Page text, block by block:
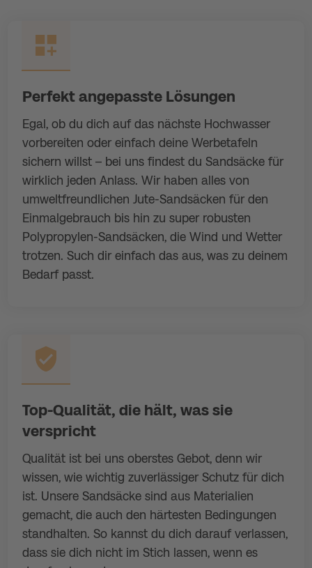
Perfekt angepasste Lösungen
Egal, ob du dich auf das nächste Hochwasser
vorbereiten oder einfach deine Werbetafeln
sichern willst – bei uns findest du Sandsäcke für
wirklich jeden Anlass. Wir haben alles von
umweltfreundlichen Jute-Sandsäcken für den
Einmalgebrauch bis hin zu super robusten
Polypropylen-Sandsäcken, die Wind und Wetter
trotzen. Such dir einfach das aus, was zu deinem
Bedarf passt.
Top-Qualität, die hält, was sie
verspricht
Qualität ist bei uns oberstes Gebot, denn wir
wissen, wie wichtig zuverlässiger Schutz für dich
ist. Unsere Sandsäcke sind aus Materialien
gemacht, die auch den härtesten Bedingungen
standhalten. So kannst du dich darauf verlassen,
dass sie dich nicht im Stich lassen, wenn es